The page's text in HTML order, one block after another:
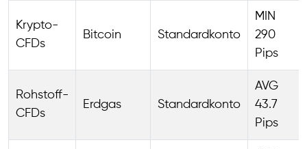
Krypto-
CFDs
Bitcoin Standardkonto
MIN
290
Pips
Rohstoff-
CFDs
Erdgas Standardkonto
AVG
43.7
Pips